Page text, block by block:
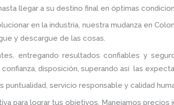
llegar a su destino final en óptimas
en la industria, nuestra mudanza en
y descargue de las cosas.
entregando resultados confiables y
disposición, superando así las
puntualidad, servicio responsable y calidad
para lograr tus objetivos. Manejamos